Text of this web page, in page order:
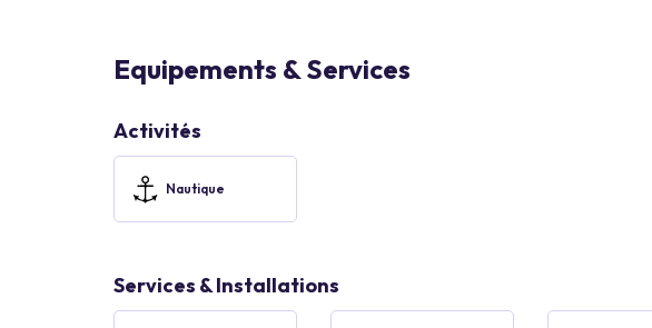
Equipements & Services
Activités
Nautique
Services & Installations